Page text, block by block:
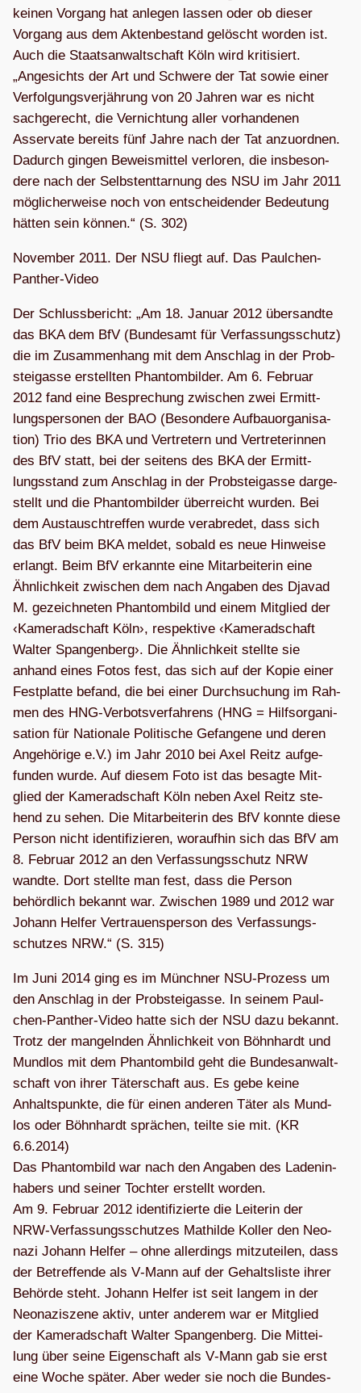
kei­nen Vor­gang hat anle­gen las­sen oder ob die­ser
Vor­gang aus dem Akten­be­stand gelöscht wor­den ist.
Auch die Staats­an­walt­schaft Köln wird kri­ti­siert.
„Ange­sichts der Art und Schwere der Tat sowie einer
Ver­fol­gungs­ver­jäh­rung von 20 Jah­ren war es nicht
sach­ge­recht, die Ver­nich­tung aller vor­han­de­nen
Asser­vate bereits fünf Jahre nach der Tat anzu­ord­nen.
Dadurch gin­gen Beweis­mit­tel ver­lo­ren, die ins­be­son­
dere nach der Selbst­ent­tar­nung des NSU im Jahr 2011
mög­li­cher­weise noch von ent­schei­den­der Bedeu­tung
hät­ten sein kön­nen.“ (S. 302)
Novem­ber 2011. Der NSU fliegt auf. Das Paulchen-
Panther-Video
Der Schluss­be­richt: „Am 18. Januar 2012 über­sandte
das BKA dem BfV (Bun­des­amt für Ver­fas­sungs­schutz)
die im Zusam­men­hang mit dem Anschlag in der Prob­
stei­gasse erstell­ten Phan­tom­bil­der. Am 6. Februar
2012 fand eine Bespre­chung zwi­schen zwei Ermitt­
lungs­per­so­nen der BAO (Beson­dere Auf­bau­or­ga­ni­sa­
tion) Trio des BKA und Ver­tre­tern und Ver­tre­te­rin­nen
des BfV statt, bei der sei­tens des BKA der Ermitt­
lungs­stand zum Anschlag in der Prob­stei­gasse dar­ge­
stellt und die Phan­tom­bil­der über­reicht wur­den. Bei
dem Aus­tausch­tref­fen wurde ver­ab­re­det, dass sich
das BfV beim BKA mel­det, sobald es neue Hin­weise
erlangt. Beim BfV erkannte eine Mit­ar­bei­te­rin eine
Ähn­lich­keit zwi­schen dem nach Anga­ben des Dja­vad
M. gezeich­ne­ten Phan­tom­bild und einem Mit­glied der
‹Kame­rad­schaft Köln›, respek­tive ‹Kame­rad­schaft
Wal­ter Span­gen­berg›. Die Ähn­lich­keit stellte sie
anhand eines Fotos fest, das sich auf der Kopie einer
Fest­platte befand, die bei einer Durch­su­chung im Rah­
men des HNG-Ver­bots­ver­fah­rens (HNG = Hilfs­or­ga­ni­
sa­tion für Natio­nale Poli­ti­sche Gefan­gene und deren
Ange­hö­rige e.V.) im Jahr 2010 bei Axel Reitz auf­ge­
fun­den wurde. Auf die­sem Foto ist das besagte Mit­
glied der Kame­rad­schaft Köln neben Axel Reitz ste­
hend zu sehen. Die Mit­ar­bei­te­rin des BfV konnte diese
Per­son nicht iden­ti­fi­zie­ren, wor­auf­hin sich das BfV am
8. Februar 2012 an den Ver­fas­sungs­schutz NRW
wandte. Dort stellte man fest, dass die Per­son
behörd­lich bekannt war. Zwi­schen 1989 und 2012 war
Johann Hel­fer Ver­trau­ens­per­son des Ver­fas­sungs­
schut­zes NRW.“ (S. 315)
Im Juni 2014 ging es im Münch­ner NSU-Pro­zess um
den Anschlag in der Prob­stei­gasse. In sei­nem Paul­
chen-Pan­ther-Video hatte sich der NSU dazu bekannt.
Trotz der man­geln­den Ähn­lich­keit von Böhn­hardt und
Mund­los mit dem Phan­tom­bild geht die Bun­des­an­walt­
schaft von ihrer Täter­schaft aus. Es gebe keine
Anhalts­punkte, die für einen ande­ren Täter als Mund­
los oder Böhn­hardt sprä­chen, teilte sie mit. (KR
6.6.2014)
Das Phan­tom­bild war nach den Anga­ben des Laden­in­
ha­bers und sei­ner Toch­ter erstellt wor­den.
Am 9. Februar 2012 iden­ti­fi­zierte die Lei­te­rin der
NRW-Ver­fas­sungs­schut­zes Mat­hilde Kol­ler den Neo­
nazi Johann Hel­fer – ohne aller­dings mit­zu­tei­len, dass
der Betref­fende als V‑Mann auf der Gehalts­liste ihrer
Behörde steht. Johann Hel­fer ist seit lan­gem in der
Neo­na­zi­szene aktiv, unter ande­rem war er Mit­glied
der Kame­rad­schaft Wal­ter Span­gen­berg. Die Mit­tei­
lung über seine Eigen­schaft als V‑Mann gab sie erst
eine Woche spä­ter. Aber weder sie noch die Bun­des­